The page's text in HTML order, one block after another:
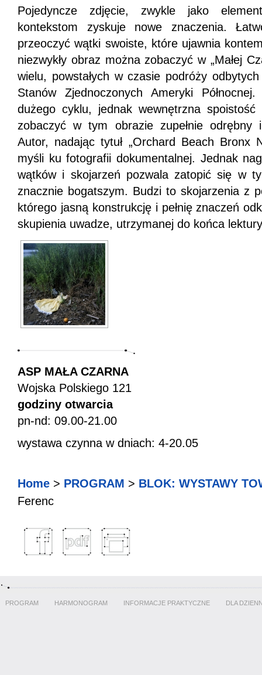
Pojedyncze zdjęcie, zwykle jako
kontekstom zyskuje nowe znaczenia.
przeoczyć wątki swoiste, które ujawnia
niezwykły obraz można zobaczyć w „Małej
wielu, powstałych w czasie podróży
Stanów Zjednoczonych Ameryki
dużego cyklu, jednak wewnętrzna spoistość
zobaczyć w tym obrazie zupełnie odrębny
Autor, nadając tytuł „Orchard Beach Bronx
myśli ku fotografii dokumentalnej. Jednak
wątków i skojarzeń pozwala zatopić się w
znacznie bogatszym. Budzi to skojarzenia z
którego jasną konstrukcję i pełnię znaczeń
skupienia uwadze, utrzymanej do końca
ASP MAŁA CZARNA
Wojska Polskiego 121
godziny otwarcia
pn-nd: 09.00-21.00
wystawa czynna w dniach: 4-20.05
Home > PROGRAM > BLOK: WYSTAWY
Ferenc
PROGRAM HARMONOGRAM INFORMACJE PRAKTYCZNE DLA